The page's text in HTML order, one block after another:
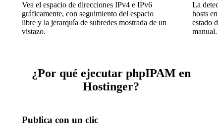
Vea el espacio de direcciones IPv4 e IPv6
gráficamente, con seguimiento del espacio
libre y la jerarquía de subredes mostrada de un
vistazo.
La
hosts en
estado
manual.
¿Por qué ejecutar phpIPAM en
Hostinger?
Publica con un clic